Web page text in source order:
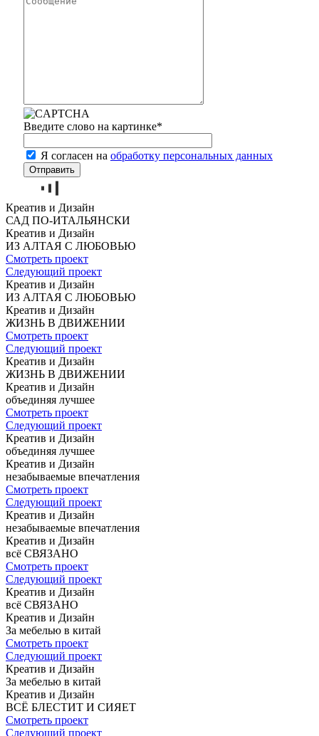
Введите слово на картинке*
Я согласен на обработку персональных данных
Креатив и Дизайн
САД ПО-ИТАЛЬЯНСКИ
Креатив и Дизайн
ИЗ АЛТАЯ С ЛЮБОВЬЮ
Смотреть проект
Следующий проект
Креатив и Дизайн
ИЗ АЛТАЯ С ЛЮБОВЬЮ
Креатив и Дизайн
ЖИЗНЬ В ДВИЖЕНИИ
Смотреть проект
Следующий проект
Креатив и Дизайн
ЖИЗНЬ В ДВИЖЕНИИ
Креатив и Дизайн
объединяя лучшее
Смотреть проект
Следующий проект
Креатив и Дизайн
объединяя лучшее
Креатив и Дизайн
незабываемые впечатления
Смотреть проект
Следующий проект
Креатив и Дизайн
незабываемые впечатления
Креатив и Дизайн
всё СВЯЗАНО
Смотреть проект
Следующий проект
Креатив и Дизайн
всё СВЯЗАНО
Креатив и Дизайн
За мебелью в китай
Смотреть проект
Следующий проект
Креатив и Дизайн
За мебелью в китай
Креатив и Дизайн
ВСЁ БЛЕСТИТ И СИЯЕТ
Смотреть проект
Следующий проект